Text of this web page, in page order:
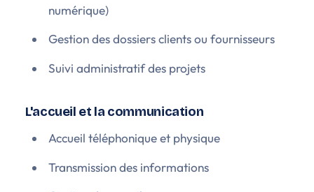
numérique)
Gestion des dossiers clients ou fournisseurs
Suivi administratif des projets
L'accueil et la communication
Accueil téléphonique et physique
Transmission des informations